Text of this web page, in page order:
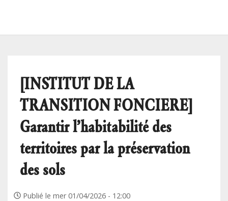
[INSTITUT DE LA
TRANSITION FONCIERE]
Garantir l’habitabilité des
territoires par la préservation
des sols
Publié le mer 01/04/2026 - 12:00